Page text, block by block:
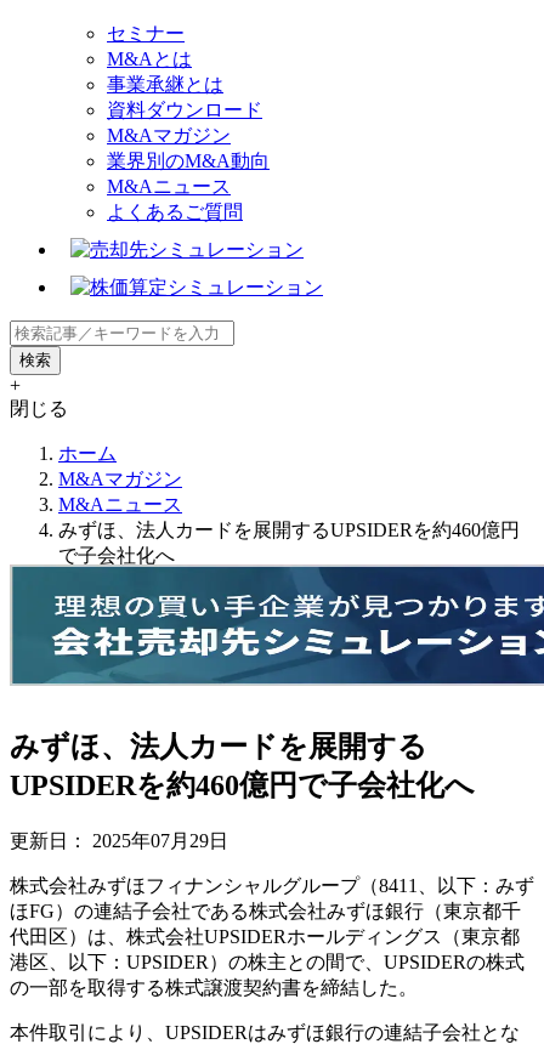
セミナー
M&Aとは
事業承継とは
資料ダウンロード
M&Aマガジン
業界別のM&A動向
M&Aニュース
よくあるご質問
+
閉じる
ホーム
M&Aマガジン
M&Aニュース
みずほ、法人カードを展開するUPSIDERを約460億円
で子会社化へ
みずほ、法人カードを展開する
UPSIDERを約460億円で子会社化へ
更新日： 2025年07月29日
株式会社みずほフィナンシャルグループ（8411、以下：みず
ほFG）の連結子会社である株式会社みずほ銀行（東京都千
代田区）は、株式会社UPSIDERホールディングス（東京都
港区、以下：UPSIDER）の株主との間で、UPSIDERの株式
の一部を取得する株式譲渡契約書を締結した。
本件取引により、UPSIDERはみずほ銀行の連結子会社とな